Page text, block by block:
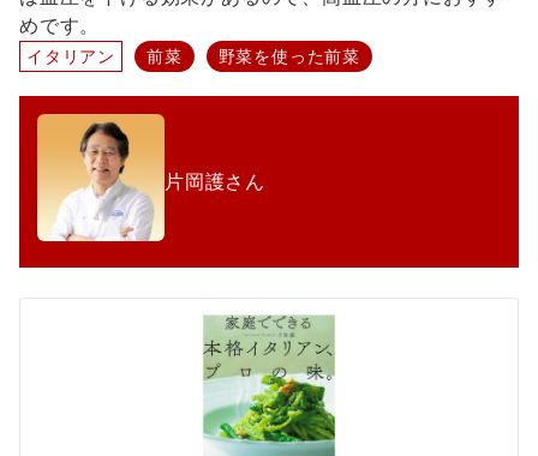
めです。
イタリアン 前菜 野菜を使った前菜
片岡護さん